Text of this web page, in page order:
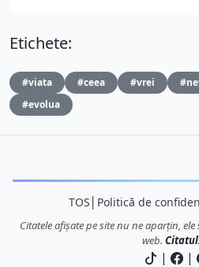
Etichete:
#viata #ceea #vrei
#evolua
TOS Politică de
Citatele afișate pe site nu ne aparțin,
web.
| |